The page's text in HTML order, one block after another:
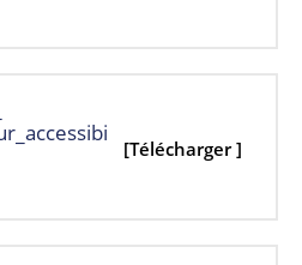
[Télécharger ]